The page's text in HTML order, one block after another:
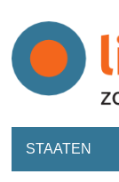
STAATEN